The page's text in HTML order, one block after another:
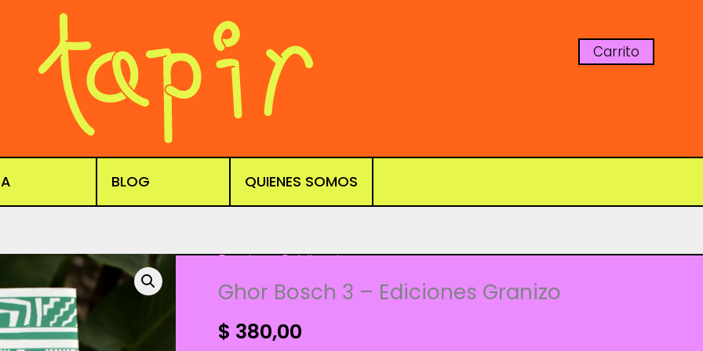
Carrito
BLOG QUIENES SOMOS
Fanzines,Publicaciones
Ghor Bosch 3 – Ediciones Granizo
$ 380,00